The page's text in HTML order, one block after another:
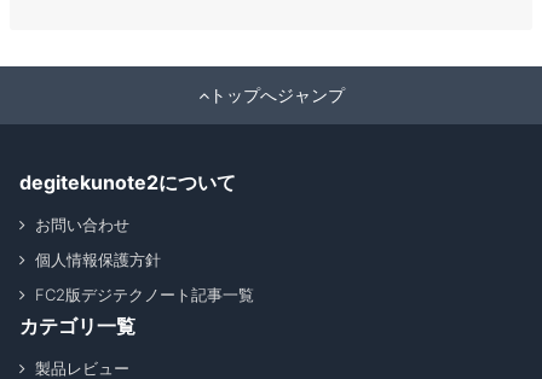
トップへジャンプ
degitekunote2について
お問い合わせ
個人情報保護方針
FC2版デジテクノート記事一覧
カテゴリ一覧
製品レビュー